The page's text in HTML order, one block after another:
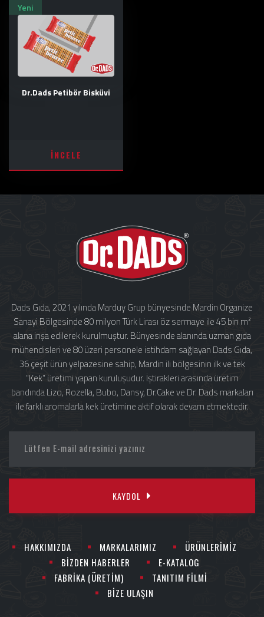
Yeni
Dr.Dads Petibör Bisküvi
İNCELE
Dads Gıda, 2021 yılında Marduy Grup bünyesinde Mardin Organize
Sanayi Bölgesinde 80 milyon Türk Lirası öz sermaye ile 45 bin m²
alana inşa edilerek kurulmuştur. Bünyesinde alanında uzman gıda
mühendisleri ve 80 üzeri personele istihdam sağlayan Dads Gıda,
36 çeşit ürün yelpazesine sahip, Mardin ili bölgesinin ilk ve tek
“Kek” üretimi yapan kuruluşudur. İştirakleri arasında üretim
bandında Lizo, Rozella, Bubo, Dansy, Dr.Cake ve Dr. Dads markaları
ile farklı aromalarla kek üretimine aktif olarak devam etmektedir.
KAYDOL
HAKKIMIZDA MARKALARIMIZ
ÜRÜNLERİMİZ
BİZDEN HABERLER
E-KATALOG
FABRİKA (ÜRETİM)
TANITIM FİLMİ
BİZE ULAŞIN